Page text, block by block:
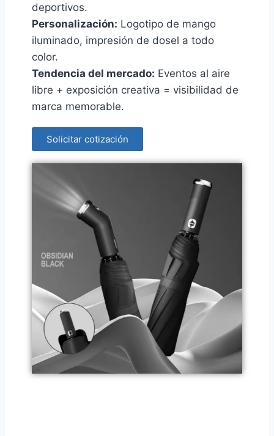
deportivos.
Personalización: Logotipo de mango
iluminado, impresión de dosel a todo
color.
Tendencia del mercado: Eventos al aire
libre + exposición creativa = visibilidad de
marca memorable.
Solicitar cotización